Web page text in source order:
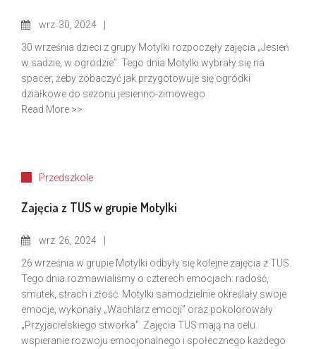
wrz 30, 2024
30 września dzieci z grupy Motylki rozpoczęły zajęcia „Jesień
w sadzie, w ogrodzie”. Tego dnia Motylki wybrały się na
spacer, żeby zobaczyć jak przygotowuje się ogródki
działkowe do sezonu jesienno-zimowego
Read More >>
Przedszkole
Zajęcia z TUS w grupie Motylki
wrz 26, 2024
26 września w grupie Motylki odbyły się kolejne zajęcia z TUS.
Tego dnia rozmawialiśmy o czterech emocjach: radość,
smutek, strach i złość. Motylki samodzielnie określały swoje
emocje, wykonały „Wachlarz emocji” oraz pokolorowały
„Przyjacielskiego stworka”. Zajęcia TUS mają na celu
wspieranie rozwoju emocjonalnego i społecznego każdego